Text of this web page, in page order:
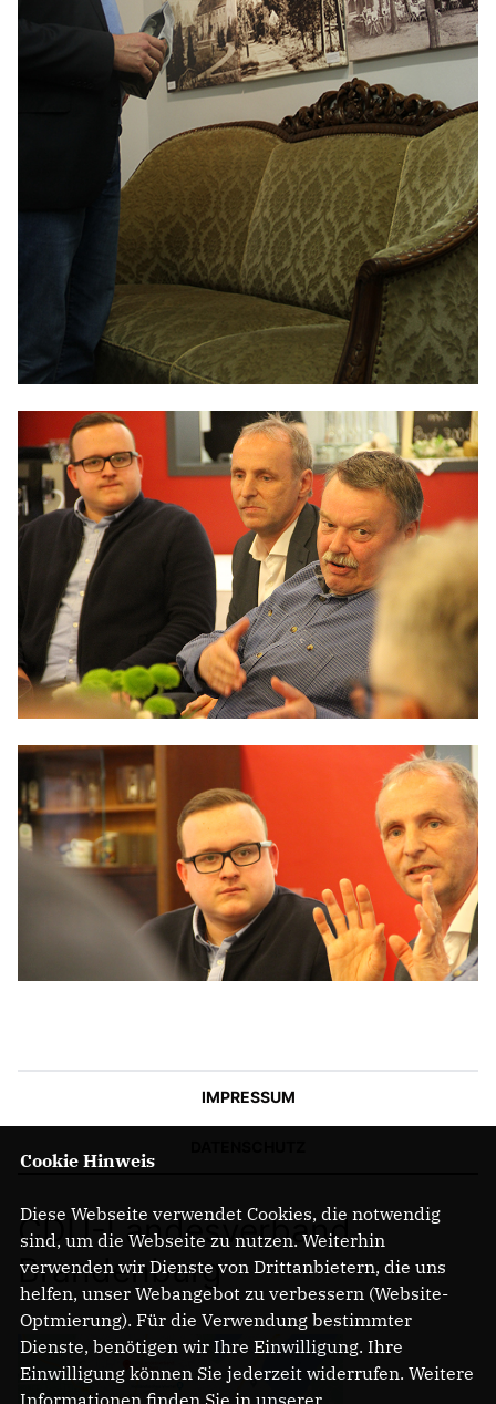
IMPRESSUM
CDU-Landesverband
Brandenburg
Cookie Hinweis
Diese Webseite verwendet Cookies, die notwendig
sind, um die Webseite zu nutzen. Weiterhin
verwenden wir Dienste von Drittanbietern, die uns
helfen, unser Webangebot zu verbessern (Website-
Optmierung). Für die Verwendung bestimmter
Dienste, benötigen wir Ihre Einwilligung. Ihre
Einwilligung können Sie jederzeit widerrufen. Weitere
Informationen finden Sie in unserer